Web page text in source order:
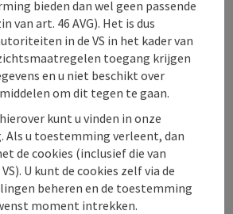
levenshouding en een enorm
hoort ook de sledehondensport.
ook in heel Europa op wedstrijden
...
aangeven
bieden dan wel geen passende
van art. 46 AVG). Het is dus
in de VS in het kader van
toegang krijgen
en u niet beschikt over
om dit tegen te gaan.
kunt u vinden in onze
Als u toestemming verleent, dan
de cookies (inclusief die van
U kunt de cookies zelf via de
beheren en de toestemming
moment intrekken.